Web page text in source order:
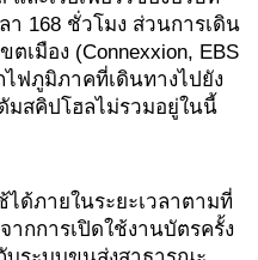
า 168 ชั่วโมง ส่วนการเดิน
เมือง (Connexxion, EBS
ไฟภูมิภาคที่เดินทางไปยัง
มสคิปโฮลไม่รวมอยู่ในนี้
ายในระยะเวลาตามที่
ากการเปิดใช้งานบัตรครั้ง